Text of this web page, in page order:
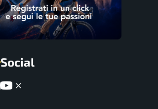
Social